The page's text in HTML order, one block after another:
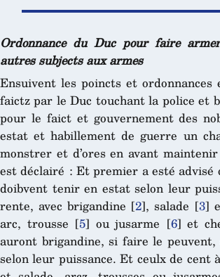
Ordonnance du Duc pour faire
autres subjects aux armes
Ensuivent les poincts et ordonnances
faictz par le Duc touchant la police et
pour le faict et gouvernement des
estat et habillement de guerre un
monstrer et d’ores en avant
est déclairé : Et premier a esté advisé
doibvent tenir en estat selon leur
rente, avec brigandine [2], salade [3]
arc, trousse [5] ou jusarme [6] et
auront brigandine, si faire le peuvent,
selon leur puissance. Et ceulx de